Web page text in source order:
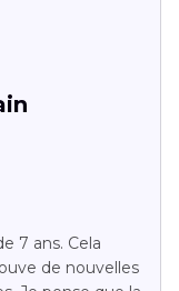
7 ans. Cela
de nouvelles